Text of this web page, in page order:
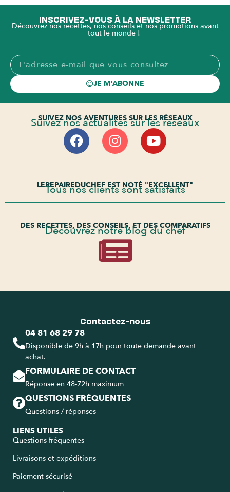
INSCRIVEZ-VOUS À LA NEWSLETTER
Découvrez nos recettes, nos conseils et nos promotions avant
tout le monde !
JE M'ABONNE
SUIVEZ NOS AVENTURES SUR LES RÉSEAUX
Suivez nos actualités sur les réseaux
LEREPAIREDUCHEF EST NOTÉ "EXCELLENT"
Tous nos clients sont satisfaits
DES RECETTES, DES CONSEILS, ET DES COMPARATIFS
Découvrez notre blog du chef
Contactez-nous
04 81 68 29 78
Disponible de 9h à 17h pour toute demande avant
achat.
FORMULAIRE DE CONTACT
Réponse en 48-72h maximum
QUESTIONS FRÉQUENTES
Questions / réponses
LIENS UTILES
Questions fréquentes
Livraisons et expéditions
Paiement sécurisé